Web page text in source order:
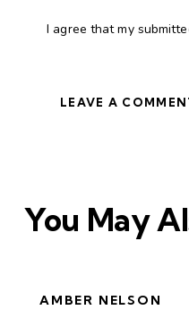
I agree that my
You May
AMBER NELSON